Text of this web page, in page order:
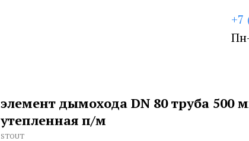
+7
элемент дымохода DN 80 труба 500
утепленная п/м
STOUT